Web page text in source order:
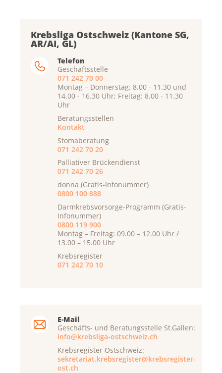
Krebsliga Ostschweiz (Kantone SG,
AR/AI, GL)
Telefon
Geschäftsstelle
071 242 70 00
Montag – Donnerstag: 8.00 - 11.30 und
14.00 - 16.30 Uhr; Freitag: 8.00 - 11.30
Uhr
Beratungsstellen
Kontakt
Stomaberatung
071 242 70 20
Palliativer Brückendienst
071 242 70 26
donna (Gratis-Infonummer)
0800 100 888
Darmkrebsvorsorge-Programm (Gratis-
Infonummer)
0800 119 900
Montag – Freitag: 09.00 – 12.00 Uhr /
13.00 – 15.00 Uhr
Krebsregister
071 242 70 10
E-Mail
Geschäfts- und Beratungsstelle St.Gallen:
info@krebsliga-ostschweiz.ch
Krebsregister Ostschweiz:
sekretariat.krebsregister@krebsregister-
ost.ch